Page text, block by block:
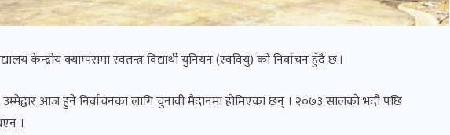
केन्द्रीय क्याम्पसमा स्वतन्त्र विद्यार्थी युनियन (स्ववियु) को निर्वाचन हुँदै छ ।
उम्मेद्वार आज हुने निर्वाचनका लागि चुनावी मैदानमा होमिएका छन् । २०७३ सालको भदौ पछि
।